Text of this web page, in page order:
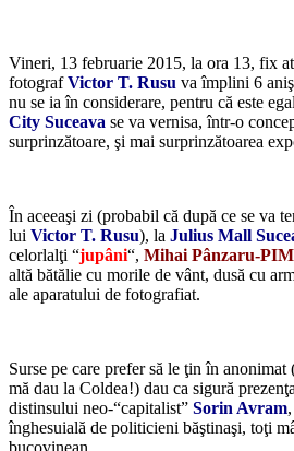
Vineri, 13 februarie 2015, la ora 13, fix
fotografVictor T. Rusu va împlini 6
nu se ia în considerare, pentru că este
City Suceava se va vernisa, într-o
surprinzătoare, şi mai surprinzătoarea
În aceeaşi zi (probabil că după ce se va
lui Victor T. Rusu), la Julius Mall
celorlalţi “jupâni“, Mihai Pânzaru-PIM
altă bătălie cu morile de vânt, dusă cu
ale aparatului de fotografiat.
Surse pe care prefer să le ţin în anonimat
mă dau la Coldea!) dau ca sigură
distinsului neo-“capitalist” Sorin Avram
înghesuială de politicieni băştinaşi, toţi